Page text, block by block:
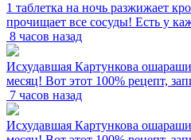
1 таблетка на ночь разжижает
прочищает все сосуды! Есть у
8 часов назад
Исхудавшая Картункова
месяц! Вот этот 100% рецепт,
7 часов назад
Исхудавшая Картункова